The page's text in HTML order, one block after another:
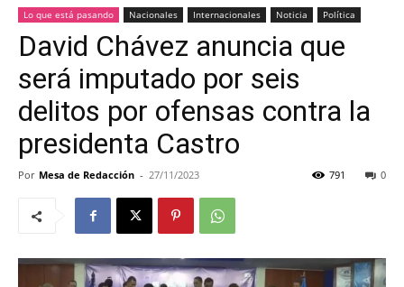
Lo que está pasando Nacionales Internacionales Noticia Política
David Chávez anuncia que
será imputado por seis
delitos por ofensas contra la
presidenta Castro
Por Mesa de Redacción - 27/11/2023 0
791